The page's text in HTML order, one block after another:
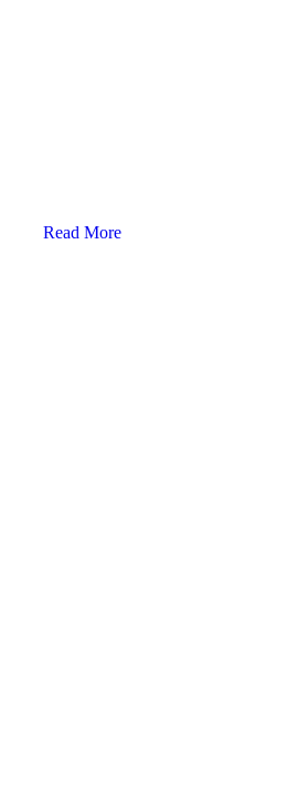
Read More